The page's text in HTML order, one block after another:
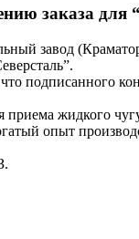
заказа для
завод
подписанного
жидкого
опыт